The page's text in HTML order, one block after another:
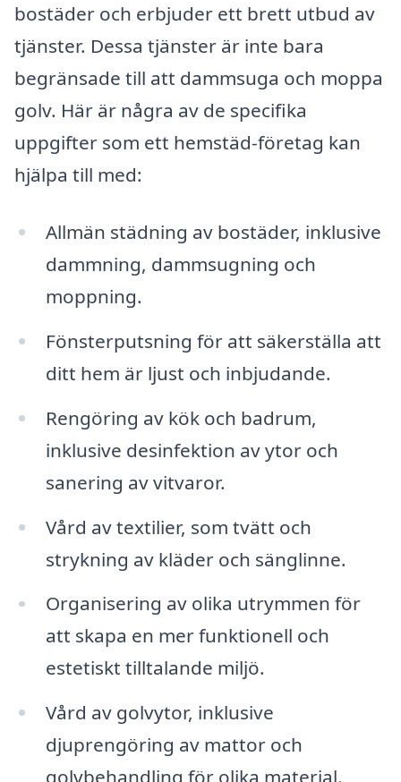
bostäder och erbjuder ett brett utbud av
tjänster. Dessa tjänster är inte bara
begränsade till att dammsuga och moppa
golv. Här är några av de specifika
uppgifter som ett hemstäd-företag kan
hjälpa till med:
Allmän städning av bostäder, inklusive
dammning, dammsugning och
moppning.
Fönsterputsning för att säkerställa att
ditt hem är ljust och inbjudande.
Rengöring av kök och badrum,
inklusive desinfektion av ytor och
sanering av vitvaror.
Vård av textilier, som tvätt och
strykning av kläder och sänglinne.
Organisering av olika utrymmen för
att skapa en mer funktionell och
estetiskt tilltalande miljö.
Vård av golvytor, inklusive
djuprengöring av mattor och
golvbehandling för olika material.